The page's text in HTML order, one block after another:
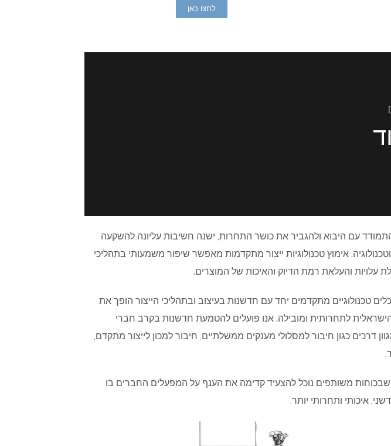
לחצו כאן
עם היבוא ולהגביר את כושר התחרות, ישנה חשיבות עליונה להשקעה
אימוץ טכנולוגיות ייצור מתקדמות מאפשר שיפור משמעותי בתהליכי
עלויות והעלאת רמת הדיוק והאיכות של המוצרים.
טכנולוגיים מתקדמים יחד עם חדשנות בעיצוב ובתהליכי הייצור הופך את
לתחרותית ומובילה. אנו פועלים להטמעת חדשנות בקרב חברי
דרכים כגון חיבור למסלולי מענקים ממשלתיים, חיבור למכון לייצור מתקדם,
שבכוחות משותפים נוכל להצעיד קדימה את הענף על המפעלים החברים בו
איכותי ותחרותי יותר.